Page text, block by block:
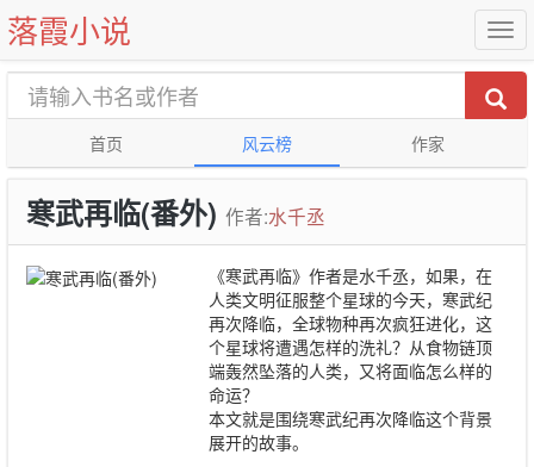
落霞小说
首页 风云榜 作家
寒武再临(番外) 作者:水千丞
《寒武再临》作者是水千丞，如果，在
人类文明征服整个星球的今天，寒武纪
再次降临，全球物种再次疯狂进化，这
个星球将遭遇怎样的洗礼？从食物链顶
端轰然坠落的人类，又将面临怎么样的
命运？
本文就是围绕寒武纪再次降临这个背景
展开的故事。